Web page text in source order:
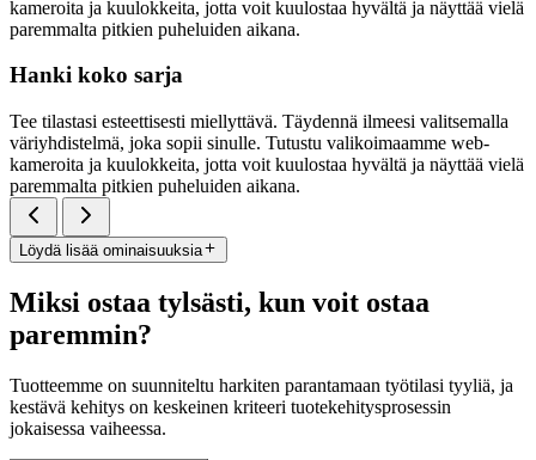
kameroita ja kuulokkeita, jotta voit kuulostaa hyvältä ja näyttää vielä
paremmalta pitkien puheluiden aikana.
Hanki koko sarja
Tee tilastasi esteettisesti miellyttävä. Täydennä ilmeesi valitsemalla
väriyhdistelmä, joka sopii sinulle. Tutustu valikoimaamme web-
kameroita ja kuulokkeita, jotta voit kuulostaa hyvältä ja näyttää vielä
paremmalta pitkien puheluiden aikana.
Löydä lisää ominaisuuksia
Miksi ostaa tylsästi, kun voit ostaa
paremmin?
Tuotteemme on suunniteltu harkiten parantamaan työtilasi tyyliä, ja
kestävä kehitys on keskeinen kriteeri tuotekehitysprosessin
jokaisessa vaiheessa.